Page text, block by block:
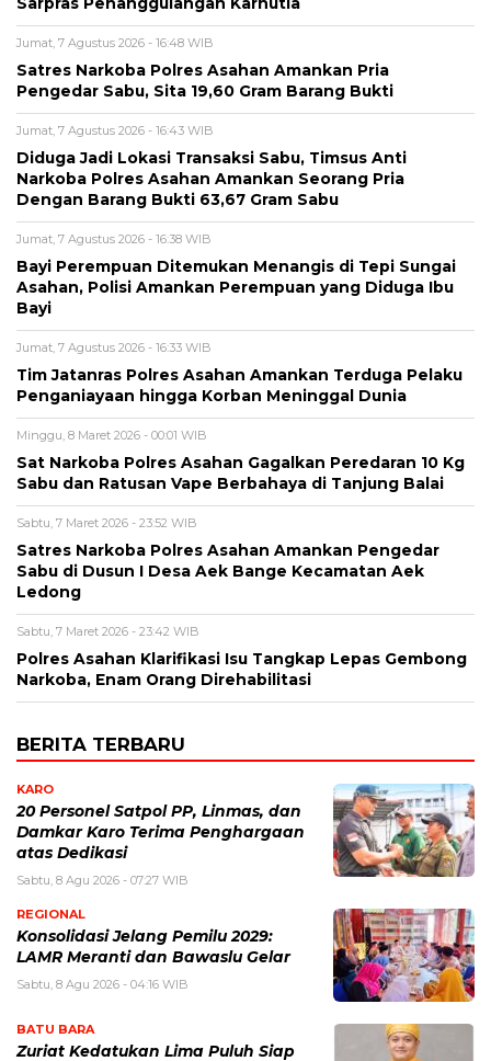
Jumat, 7 Agustus 2026 - 16:48 WIB
Satres Narkoba Polres Asahan Amankan Pria
Pengedar Sabu, Sita 19,60 Gram Barang Bukti
Jumat, 7 Agustus 2026 - 16:43 WIB
Diduga Jadi Lokasi Transaksi Sabu, Timsus Anti
Narkoba Polres Asahan Amankan Seorang Pria
Dengan Barang Bukti 63,67 Gram Sabu
Jumat, 7 Agustus 2026 - 16:38 WIB
Bayi Perempuan Ditemukan Menangis di Tepi Sungai
Asahan, Polisi Amankan Perempuan yang Diduga Ibu
Bayi
Jumat, 7 Agustus 2026 - 16:33 WIB
Tim Jatanras Polres Asahan Amankan Terduga Pelaku
Penganiayaan hingga Korban Meninggal Dunia
Minggu, 8 Maret 2026 - 00:01 WIB
Sat Narkoba Polres Asahan Gagalkan Peredaran 10 Kg
Sabu dan Ratusan Vape Berbahaya di Tanjung Balai
Sabtu, 7 Maret 2026 - 23:52 WIB
Satres Narkoba Polres Asahan Amankan Pengedar
Sabu di Dusun I Desa Aek Bange Kecamatan Aek
Ledong
Sabtu, 7 Maret 2026 - 23:42 WIB
Polres Asahan Klarifikasi Isu Tangkap Lepas Gembong
Narkoba, Enam Orang Direhabilitasi
BERITA TERBARU
KARO
20 Personel Satpol PP, Linmas, dan
Damkar Karo Terima Penghargaan
atas Dedikasi
Sabtu, 8 Agu 2026 - 07:27 WIB
REGIONAL
Konsolidasi Jelang Pemilu 2029:
LAMR Meranti dan Bawaslu Gelar
Sabtu, 8 Agu 2026 - 04:16 WIB
BATU BARA
Zuriat Kedatukan Lima Puluh Siap